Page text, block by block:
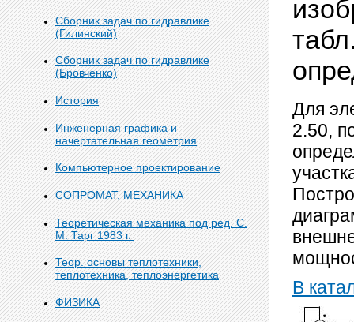
Сборник задач по гидравлике
(Гилинский)
Сборник задач по гидравлике
(Бровченко)
История
Инженерная графика и
начертательная геометрия
Компьютерное проектирование
СОПРОМАТ, МЕХАНИКА
Теоретическая механика под ред. С.
М. Тарг 1983 г.
Теор. основы теплотехники,
теплотехника, теплоэнергетика
ФИЗИКА
Для
2.50,
В